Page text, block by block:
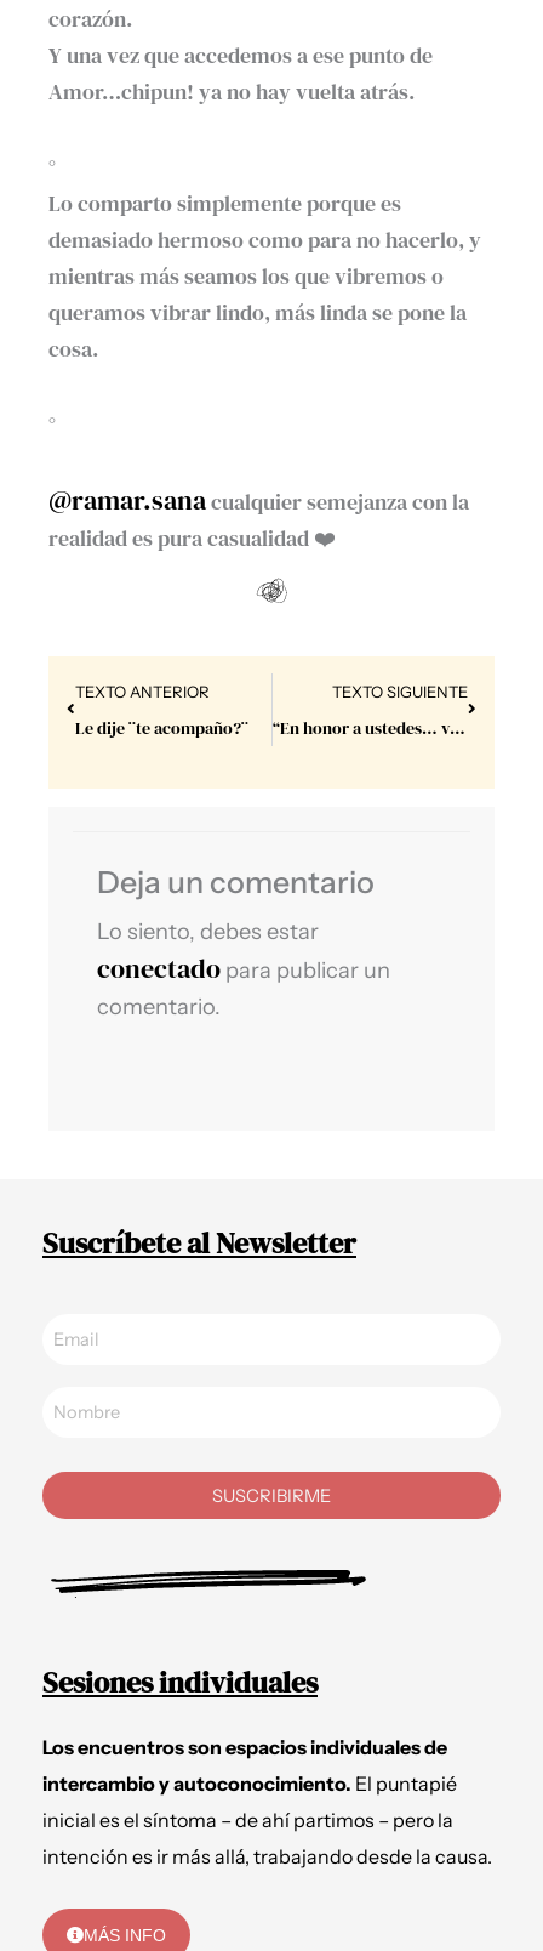
corazón.
Y una vez que accedemos a ese punto de
Amor…chipun! ya no hay vuelta atrás.
°
Lo comparto simplemente porque es
demasiado hermoso como para no hacerlo, y
mientras más seamos los que vibremos o
queramos vibrar lindo, más linda se pone la
cosa.
°
@ramar.sanacualquier semejanza con la
realidad es pura casualidad ❤️
Prev
TEXTO ANTERIOR
Le dije ¨te acompaño?¨
TEXTO SIGUIENTE
“En honor a ustedes… voy a darlo todo.”
Next
Deja un comentario
Lo siento, debes estar
conectado para publicar un
comentario.
Suscríbete al Newsletter
SUSCRIBIRME
Sesiones individuales
Los encuentros son espacios individuales de
intercambio y autoconocimiento. El puntapié
inicial es el síntoma – de ahí partimos – pero la
intención es ir más allá, trabajando desde la causa.
MÁS INFO